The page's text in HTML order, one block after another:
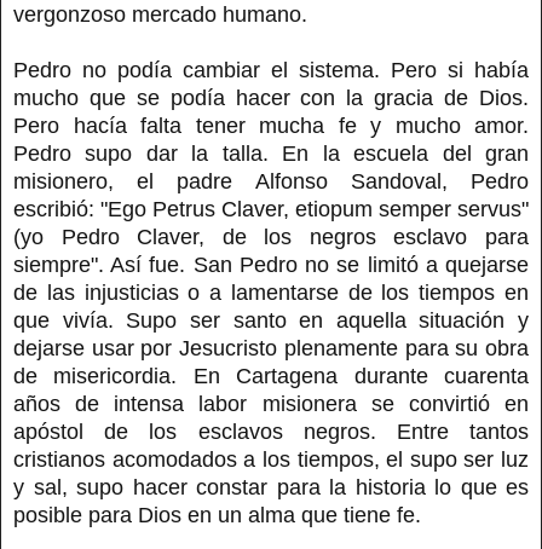
vergonzoso mercado humano.
Pedro no podía cambiar el sistema. Pero si había
mucho que se podía hacer con la gracia de Dios.
Pero hacía falta tener mucha fe y mucho amor.
Pedro supo dar la talla. En la escuela del gran
misionero, el padre Alfonso Sandoval, Pedro
escribió: "Ego Petrus Claver, etiopum semper servus"
(yo Pedro Claver, de los negros esclavo para
siempre". Así fue. San Pedro no se limitó a quejarse
de las injusticias o a lamentarse de los tiempos en
que vivía. Supo ser santo en aquella situación y
dejarse usar por Jesucristo plenamente para su obra
de misericordia. En Cartagena durante cuarenta
años de intensa labor misionera se convirtió en
apóstol de los esclavos negros. Entre tantos
cristianos acomodados a los tiempos, el supo ser luz
y sal, supo hacer constar para la historia lo que es
posible para Dios en un alma que tiene fe.